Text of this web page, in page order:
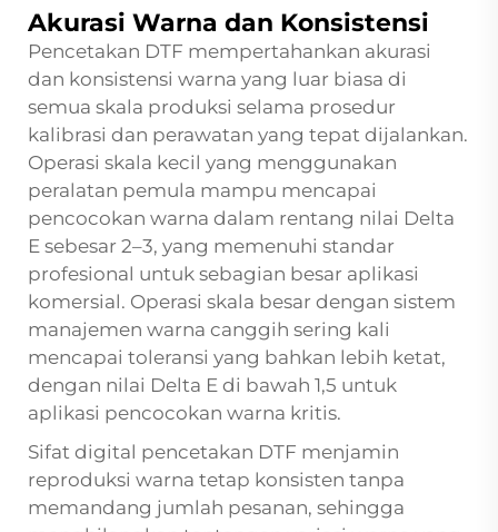
Akurasi Warna dan Konsistensi
Pencetakan DTF mempertahankan akurasi
dan konsistensi warna yang luar biasa di
semua skala produksi selama prosedur
kalibrasi dan perawatan yang tepat dijalankan.
Operasi skala kecil yang menggunakan
peralatan pemula mampu mencapai
pencocokan warna dalam rentang nilai Delta
E sebesar 2–3, yang memenuhi standar
profesional untuk sebagian besar aplikasi
komersial. Operasi skala besar dengan sistem
manajemen warna canggih sering kali
mencapai toleransi yang bahkan lebih ketat,
dengan nilai Delta E di bawah 1,5 untuk
aplikasi pencocokan warna kritis.
Sifat digital pencetakan DTF menjamin
reproduksi warna tetap konsisten tanpa
memandang jumlah pesanan, sehingga